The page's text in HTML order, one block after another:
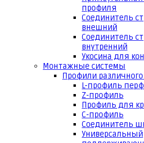
профиля
Соединитель
внешний
Соединитель
внутренний
Укосина для
Монтажные системы
Профили
L-профиль
Z-профиль
Профиль для
С-профиль
Соединитель
Универсальный